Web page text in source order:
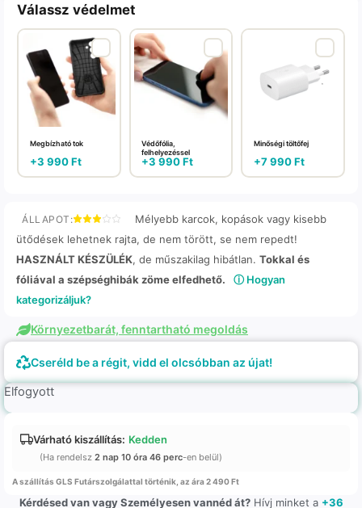
Válassz védelmet
Megbízható tok
+3 990Ft
Védőfólia,
felhelyezéssel
+3 990Ft
Minőségi töltőfej
+7 990Ft
ÁLLAPOT:
Mélyebb karcok, kopások vagy kisebb
ütődések lehetnek rajta, de nem törött, se nem repedt!
HASZNÁLT KÉSZÜLÉK, de műszakilag hibátlan. Tokkal és
fóliával a szépséghibák zöme elfedhető.
ⓘ Hogyan
kategorizáljuk?
Környezetbarát, fenntartható megoldás
Cseréld be a régit, vidd el olcsóbban az újat!
Elfogyott
Várható kiszállítás: Kedden
(Ha rendelsz 2 nap 10 óra 46 perc-en belül)
A szállítás GLS Futárszolgálattal történik, az ára 2 490 Ft
Kérdésed van vagy Személyesen vannéd át?Hívj minket a +36